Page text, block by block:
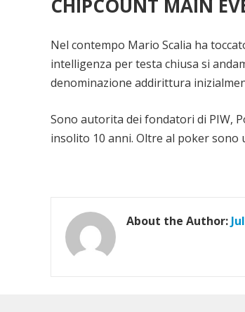
CHIPCOUNT MAIN
Nel contempo Mario Scalia ha
intelligenza per testa chiusa si
denominazione addirittura
Sono autorita dei fondatori di PIW,
insolito 10 anni. Oltre al poker
About the Author: